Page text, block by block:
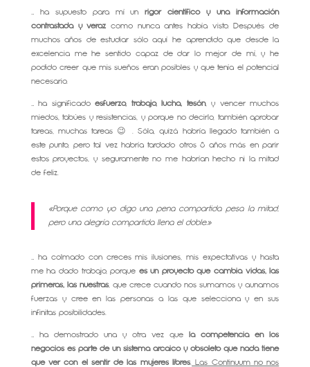
… ha supuesto para mí unrigor científico y una información
contrastada y veraz como nunca antes había visto. Después de
muchos años de estudiar sólo aquí he aprendido que desde la
excelencia me he sentido capaz de dar lo mejor de mí, y he
podido creer que mis sueños eran posibles y que tenía el potencial
necesario.
… ha significadoesfuerzo, trabajo, lucha, tesón, y vencer muchos
miedos, tabúes y resistencias, y porque no decirlo, también aprobar
tareas, muchas tareas 😉 . Sóla, quizá habría llegado también a
este punto, pero tal vez habría tardado otros 8 años más en parir
estos proyectos, y seguramente no me habrían hecho ni la mitad
de feliz.
«Porque como yo digo una pena compartida pesa la mitad,
pero una alegría compartida llena el doble.»
… ha colmado con creces mis ilusiones, mis expectativas y hasta
me ha dado trabajo, porque es un proyecto que cambia vidas, las
primeras, las nuestras, que crece cuando nos sumamos y aunamos
fuerzas y cree en las personas a las que selecciona y en sus
infinitas posibilidades.
… ha demostrado una y otra vez quela competencia en los
negocios es parte de un sistema arcaico y obsoleto que nada tiene
que ver con el sentir de las mujeres libres. Las Continuum no nos